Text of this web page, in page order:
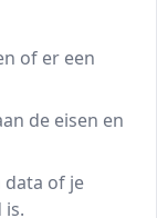
of er een
de eisen en
data of je